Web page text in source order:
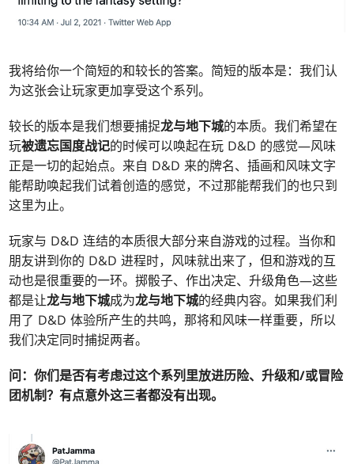
我将给你一个简短的和较长的答案。简短的版本是：我们认
为这张会让玩家更加享受这个系列。
较长的版本是我们想要捕捉龙与地下城的本质。我们希望在
玩被遗忘国度战记的时候可以唤起在玩 D&D 的感觉—风味
正是一切的起始点。来自 D&D 来的牌名、插画和风味文字
能帮助唤起我们试着创造的感觉，不过那能帮我们的也只到
这里为止。
玩家与 D&D 连结的本质很大部分来自游戏的过程。当你和
朋友讲到你的 D&D 进程时，风味就出来了，但和游戏的互
动也是很重要的一环。掷骰子、作出决定、升级角色—这些
都是让龙与地下城成为龙与地下城的经典内容。如果我们利
用了 D&D 体验所产生的共鸣，那将和风味一样重要，所以
我们决定同时捕捉两者。
问：你们是否有考虑过这个系列里放进历险、升级和/或冒险
团机制？有点意外这三者都没有出现。